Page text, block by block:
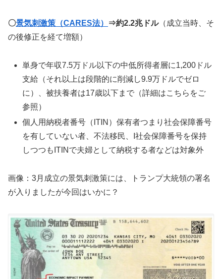
〇景気刺激策（CARES法） ⇒約2.2兆ドル（成立当時、そ
の後修正を経て増額）
単身で年収7.5万ドル以下の中低所得者層に1,200ドル
支給（それ以上は段階的に削減し9.9万ドルでゼロ
に）、被扶養者は17歳以下まで（詳細はこちらをご
参照）
個人用納税者番号（ITIN）保有者つまり社会保障番号
を有していない者、不法移民、I社会保障番号を保持
しつつもITINで夫婦として納税する者などは対象外
画像：3月成立の景気刺激策には、トランプ大統領の署名
が入りましたが今回はいかに？